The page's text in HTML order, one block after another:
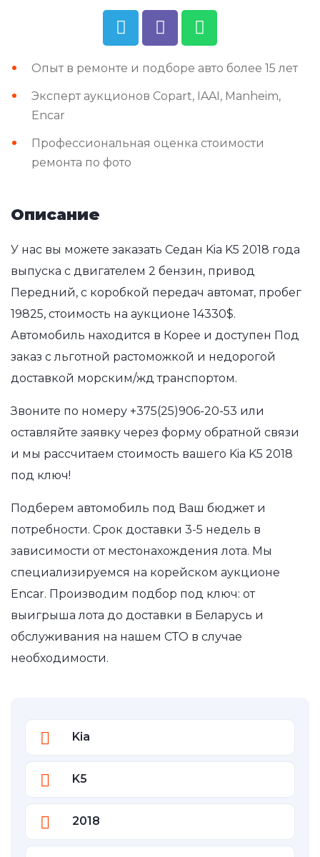
Опыт в ремонте и подборе авто более 15 лет
Эксперт аукционов Copart, IAAI, Manheim,
Encar
Профессиональная оценка стоимости
ремонта по фото
Описание
У нас вы можете заказать Седан Kia K5 2018 года
выпуска с двигателем 2 бензин, привод
Передний, с коробкой передач автомат, пробег
19825, стоимость на аукционе 14330$.
Автомобиль находится в Корее и доступен Под
заказ с льготной растоможкой и недорогой
доставкой морским/жд транспортом.
Звоните по номеру +375(25)906-20-53 или
оставляйте заявку через форму обратной связи
и мы рассчитаем стоимость вашего Kia K5 2018
под ключ!
Подберем автомобиль под Ваш бюджет и
потребности. Срок доставки 3-5 недель в
зависимости от местонахождения лота. Мы
специализируемся на корейском аукционе
Encar. Производим подбор под ключ: от
выигрыша лота до доставки в Беларусь и
обслуживания на нашем СТО в случае
необходимости.
Kia
K5
2018